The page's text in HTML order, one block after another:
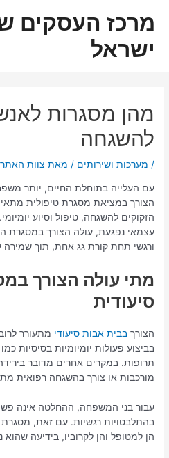
לתוכןמרכז העסקים
ישראל
מהן מסגרות
להשגחה
/ מערכות ושירותים / מאת צוות האתר
עם העלייה בתוחלת החיים, יותר
הצורך במציאת מסגרת טיפולית
הזקוקים להשגחה, טיפול וסיוע
עצמאי נפגעת, עולה הצורך במסגרת
ורגשי תחת קורת גג אחת, תוך שמירה
מתי עולה הצורך
סיעודית
הצורךבבית אבות סיעודי מתעורר
בביצוע פעולות יומיומיות בסיסיות
תרופות. במקרים אחרים מדובר בירידה
מורכבות או צורך בהשגחה רפואית
עבור בני המשפחה, ההחלטה אינה
בהתלבטויות רגשיות. עם זאת, מסגרת
הן למטופל והן לקרוביו, בידיעה